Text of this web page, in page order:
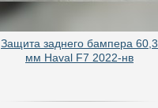
Защита заднего бампера 60,3
мм Haval F7 2022-нв